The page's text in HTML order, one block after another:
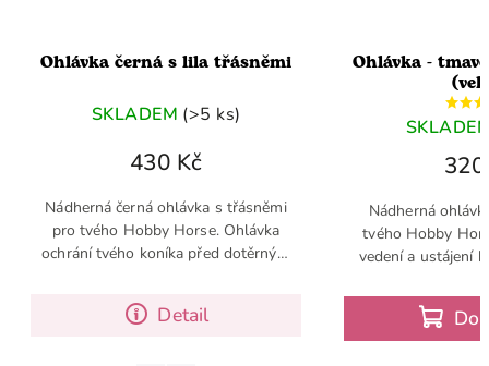
Ohlávka černá s lila třásněmi
SKLADEM (>5 ks)
430 Kč
Detail
Nádherná černá ohlávka s třásněmi
pro tvého Hobby Horse. Ohlávka
ochrání tvého koníka před dotěrným
tvé výbavě neměla chybět.
Ohlávka -
Do
Nádherná
tvého Hobby
vedení a ustájení
který by v tvé